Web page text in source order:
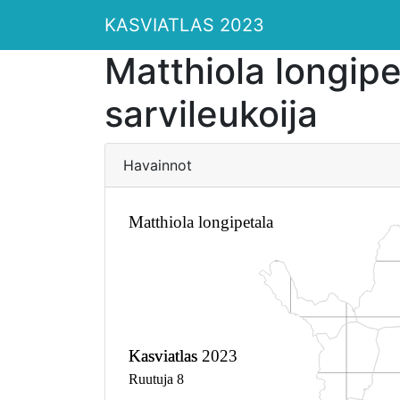
KASVIATLAS 2023
Matthiola
sarvileukoija
Havainnot